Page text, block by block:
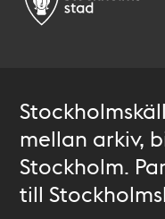
mellan arkiv,
Stockholm.
till